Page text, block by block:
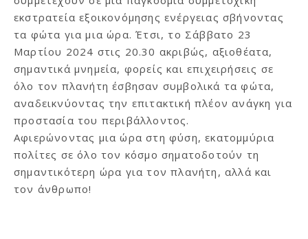
εκστρατεία εξοικονόμησης ενέργειας σβήνοντας
τα φώτα για μια ώρα. Έτσι, το Σάββατο 23
Μαρτίου 2024 στις 20.30 ακριβώς, αξιοθέατα,
σημαντικά μνημεία, φορείς και επιχειρήσεις σε
όλο τον πλανήτη έσβησαν συμβολικά τα φώτα,
αναδεικνύοντας την επιτακτική πλέον ανάγκη για
προστασία του περιβάλλοντος.
Αφιερώνοντας μια ώρα στη φύση, εκατομμύρια
πολίτες σε όλο τον κόσμο σηματοδοτούν τη
σημαντικότερη ώρα για τον πλανήτη, αλλά και
τον άνθρωπο!